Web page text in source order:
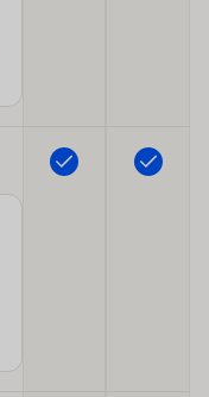
Iekļauts Iekļauts